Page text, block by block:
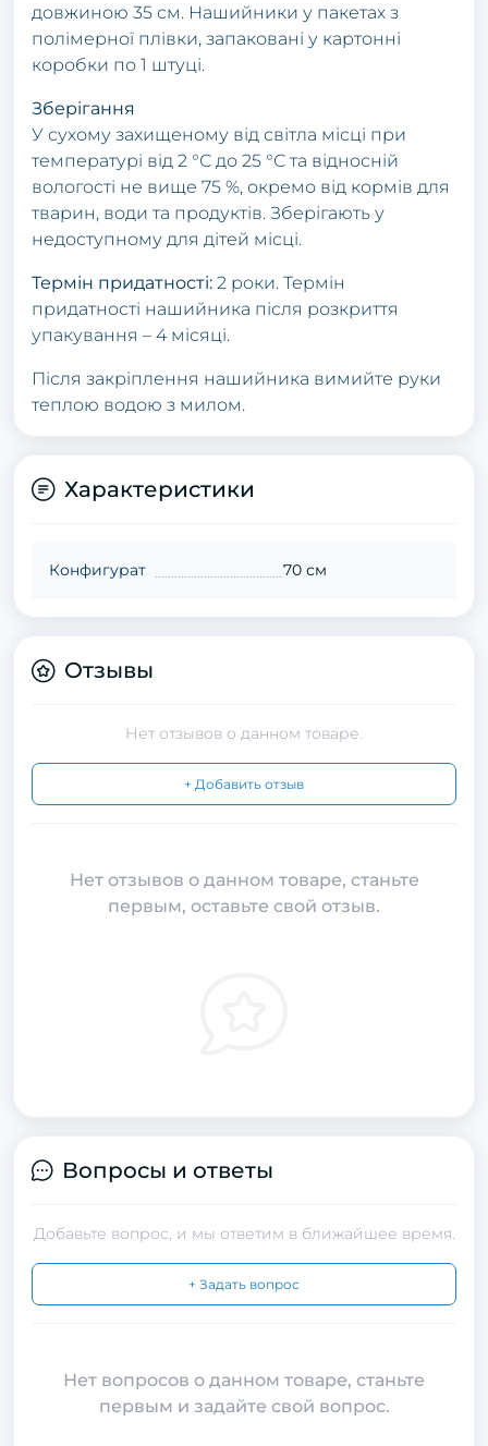
довжиною 35 см. Нашийники у пакетах з
полімерної плівки, запаковані у картонні
коробки по 1 штуці.
Зберігання
У сухому захищеному від світла місці при
температурі від 2 °С до 25 °С та відносній
вологості не вище 75 %, окремо від кормів для
тварин, води та продуктів. Зберігають у
недоступному для дітей місці.
Термін придатності: 2 роки. Термін
придатності нашийника після розкриття
упакування – 4 місяці.
Після закріплення нашийника вимийте руки
теплою водою з милом.
Характеристики
Конфигурат 70 см
Отзывы
Нет отзывов о данном товаре.
+ Добавить отзыв
Нет отзывов о данном товаре, станьте
первым, оставьте свой отзыв.
Вопросы и ответы
Добавьте вопрос, и мы ответим в ближайшее время.
+ Задать вопрос
Нет вопросов о данном товаре, станьте
первым и задайте свой вопрос.